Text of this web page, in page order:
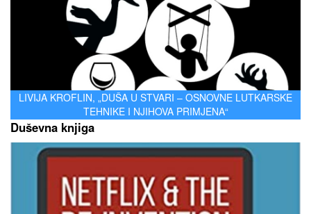
LIVIJA KROFLIN, „DUŠA U STVARI – OSNOVNE LUTKARSKE
TEHNIKE I NJIHOVA PRIMJENA“
Duševna knjiga